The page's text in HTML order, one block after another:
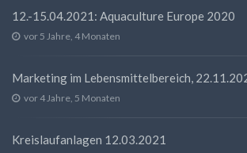
12.-15.04.2021: Aquaculture Europe 2020
vor 5 Jahre, 4 Monaten
Marketing im Lebensmittelbereich,
vor 4 Jahre, 5 Monaten
Kreislaufanlagen 12.03.2021